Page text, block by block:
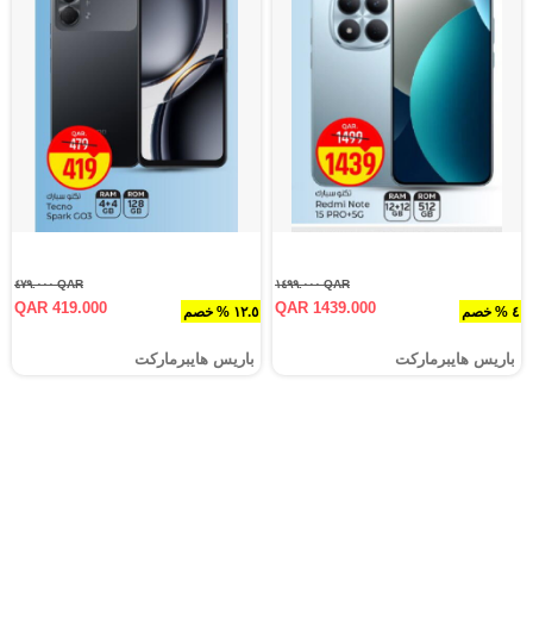
٤ % خصم
QAR ١٤٩٩.٠٠٠
QAR 1439.000
باريس هايبرماركت
١٢.٥ % خصم
QAR ٤٧٩.٠٠٠
QAR 419.000
باريس هايبرماركت